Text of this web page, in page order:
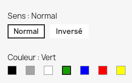
Sens : Normal
Normal Inversé
Couleur : Vert